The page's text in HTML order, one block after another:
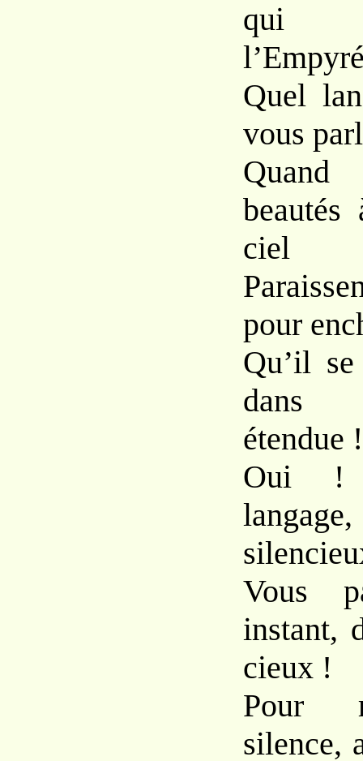
qui
Quel
vous
ciel
pour
Qu’il
dans
étendue !
Oui !
Vous
instant,
cieux !
Pour
silence,